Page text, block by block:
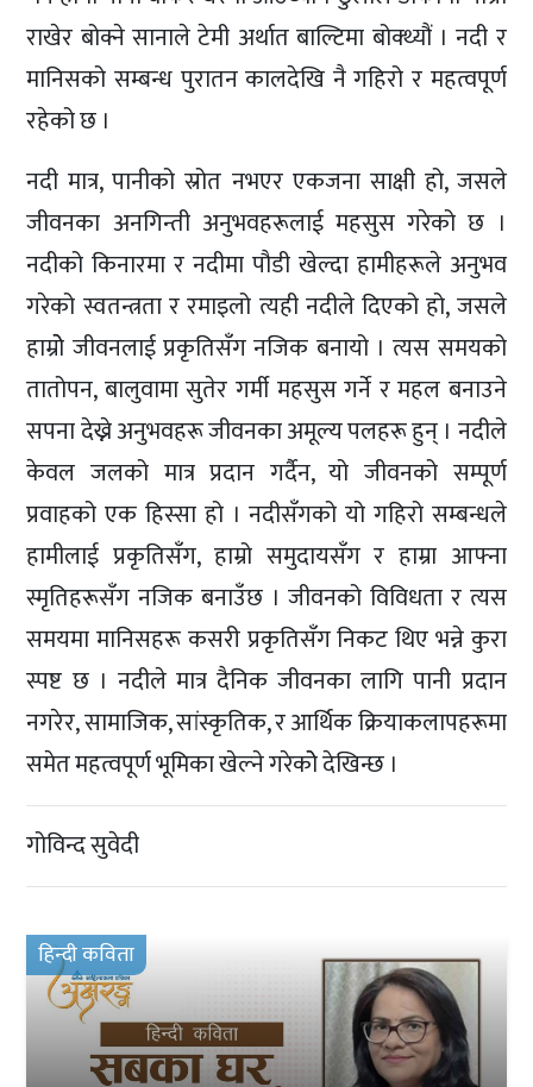
राखेर बोक्ने सानाले टेमी अर्थात बाल्टिमा बोक्थ्यौं । नदी र
मानिसको सम्बन्ध पुरातन कालदेखि नै गहिरो र महत्वपूर्ण
रहेको छ ।
नदी मात्र, पानीको स्रोत नभएर एकजना साक्षी हो, जसले
जीवनका अनगिन्ती अनुभवहरूलाई महसुस गरेको छ ।
नदीको किनारमा र नदीमा पौडी खेल्दा हामीहरूले अनुभव
गरेको स्वतन्त्रता र रमाइलो त्यही नदीले दिएको हो, जसले
हाम्रोे जीवनलाई प्रकृतिसँग नजिक बनायो । त्यस समयको
तातोपन, बालुवामा सुतेर गर्मी महसुस गर्ने र महल बनाउने
सपना देख्ने अनुभवहरू जीवनका अमूल्य पलहरू हुन् । नदीले
केवल जलको मात्र प्रदान गर्दैन, यो जीवनको सम्पूर्ण
प्रवाहको एक हिस्सा हो । नदीसँगको यो गहिरो सम्बन्धले
हामीलाई प्रकृतिसँग, हाम्रो समुदायसँग र हाम्रा आफ्ना
स्मृतिहरूसँग नजिक बनाउँछ । जीवनको विविधता र त्यस
समयमा मानिसहरू कसरी प्रकृतिसँग निकट थिए भन्ने कुरा
स्पष्ट छ । नदीले मात्र दैनिक जीवनका लागि पानी प्रदान
नगरेर, सामाजिक, सांस्कृतिक, र आर्थिक क्रियाकलापहरूमा
समेत महत्वपूर्ण भूमिका खेल्ने गरेकोे देखिन्छ ।
गोविन्द सुवेदी
हिन्दी कविता